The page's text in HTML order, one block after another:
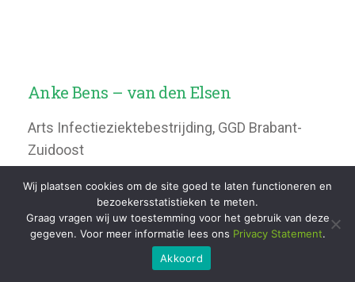
Anke Bens – van den Elsen
Arts Infectieziektebestrijding, GGD Brabant-
Zuidoost
Wij plaatsen cookies om de site goed te laten functioneren en
bezoekersstatistieken te meten.
Graag vragen wij uw toestemming voor het gebruik van deze
gegeven. Voor meer informatie lees ons Privacy Statement.
Akkoord